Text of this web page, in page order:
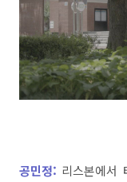
공민정: 리스본에서